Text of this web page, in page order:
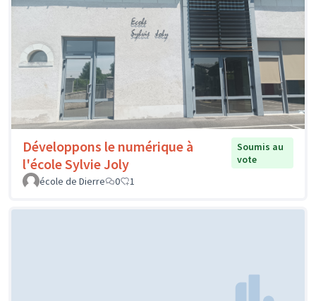
Développons le numérique à
l'école Sylvie Joly
Soumis au
vote
école de Dierre
0 1